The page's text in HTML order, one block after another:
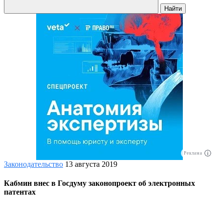
Найти
Реклама
Законодательство 13 августа 2019
Кабмин внес в Госдуму законопроект об электронных
патентах